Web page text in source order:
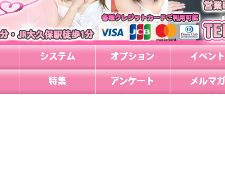
システム オプション イベント
特集 アンケート メルマガ